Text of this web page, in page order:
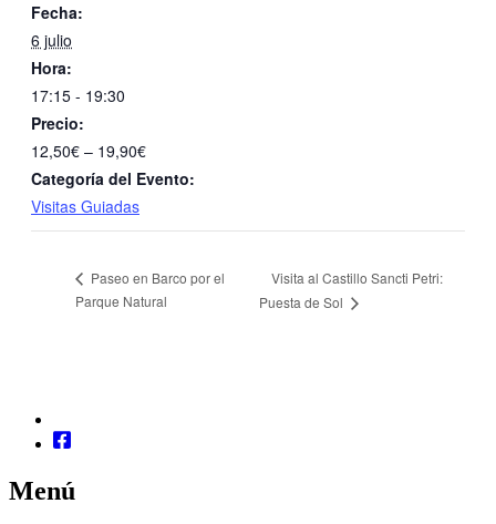
Fecha:
6 julio
Hora:
17:15 - 19:30
Precio:
12,50€ – 19,90€
Categoría del Evento:
Visitas Guiadas
Paseo en Barco por el
Parque Natural
Visita al Castillo Sancti Petri:
Puesta de Sol
Menú